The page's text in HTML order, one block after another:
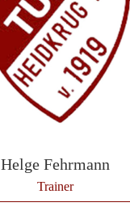
Helge Fehrmann
Trainer